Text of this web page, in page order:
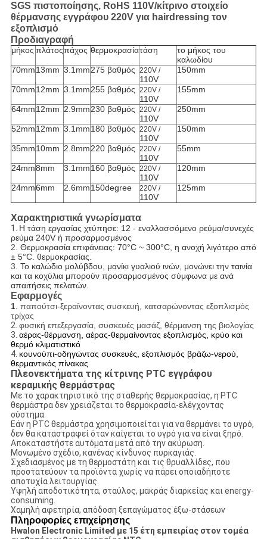
SGS πιστοποίησης, RoHS 110V/κίτρινο στοιχείο
θέρμανσης εγγράφου 220V για hairdressing τον
εξοπλισμό
Προδιαγραφή
μήκος πλάτοςπάχος θερμοκρασίατάση
το μήκος του
καλωδίου
70mm13mm 3.1mm275 βαθμός 220V /
110V
150mm
70mm12mm 3.1mm255 βαθμός 220V /
110V
155mm
64mm12mm 2.9mm230 βαθμός 220V /
110V
250mm
52mm12mm 3.1mm180 βαθμός 220V /
110V
150mm
35mm10mm 2.8mm220 βαθμός 220V /
110V
55mm
24mm8mm 3.1mm160 βαθμός 220V /
110V
120mm
24mm6mm 2.6mm150degree 220V /
110V
125mm
Χαρακτηριστικά γνωρίσματα
1. Η τάση εργασίας χτύπησε: 12 - εναλλασσόμενο ρεύμα/συνεχές
ρεύμα 240V ή προσαρμοσμένος
2. Θερμοκρασία επιφάνειας: 70°C ~ 300°C, η ανοχή λιγότερο από
± 5°C. θερμοκρασίας.
3. Το καλώδιο μολύβδου, μανίκι γυαλιού ινών, μονώνει την ταινία
και τα κοχύλια μπορούν προσαρμοσμένος σύμφωνα με ανά
απαιτήσεις πελατών.
Εφαρμογές
1. παπούτσι-ξεραίνοντας συσκευή, κατσαρώνοντας εξοπλισμός
τρίχας
2. φυσική επεξεργασία, συσκευές μασάζ, θέρμανση της βιολογίας
3. αέρας-θέρμανση, αέρας-θερμαίνοντας εξοπλισμός, κρύο και
θερμό κλιματιστικό
4. κουνούπι-οδηγώντας συσκευές, εξοπλισμός βράζω-νερού,
θερμαντικός πίνακας
Πλεονεκτήματα της κίτρινης PTC εγγράφου
κεραμικής θερμάστρας
Με το χαρακτηριστικό της σταθερής θερμοκρασίας, η PTC
θερμάστρα δεν χρειάζεται το θερμοκρασία-ελέγχοντας
σύστημα.
Εάν η PTC θερμάστρα χρησιμοποιείται για να θερμάνει το υγρό,
δεν θα καταστραφεί όταν καίγεται το υγρό για να είναι ξηρό.
Αποκαταστήστε αυτόματα μετά από την ακύρωση.
Μονωμένο σχέδιο, κανένας κίνδυνος πυρκαγιάς.
Σχεδιασμένος με τη θερμοστάτη και τις θρυαλλίδες, που
προστατεύουν τα προϊόντα χωρίς να πάρει οποιαδήποτε
αποτυχία λειτουργίας.
Υψηλή αποδοτικότητα, σταύλος, μακράς διαρκείας και energy-
consuming.
Χαμηλή αφετηρία, απόδοση ξεπαγώματος έξω-στάσεων
Πληροφορίες επιχείρησης
Hwalon Electronic Limited με 15 έτη εμπειρίας στον τομέα